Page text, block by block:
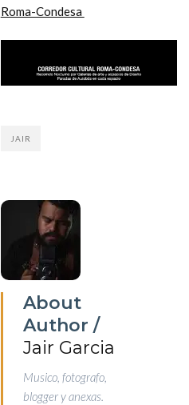
Roma-Condesa
JAIR
About
Author /
Jair Garcia
Musico, fotografo,
blogger y anexas.